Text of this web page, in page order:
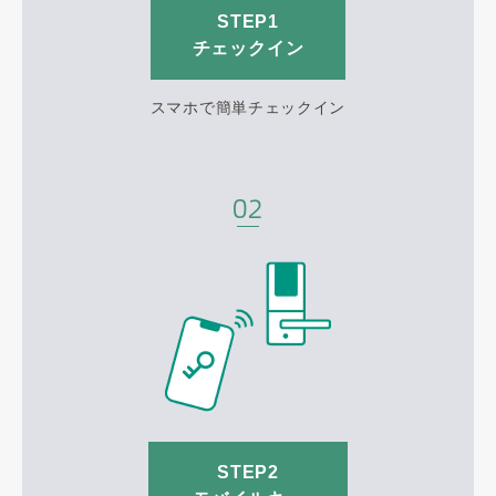
STEP1
チェックイン
スマホで簡単チェックイン
STEP2